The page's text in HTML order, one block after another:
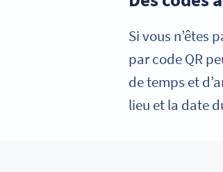
Si vous n’êtes
par code QR
de temps et
lieu et la date